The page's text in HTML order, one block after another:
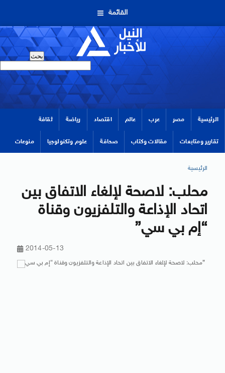
القائمة
الرئيسية مصر عرب عالم اقتصاد رياضة ثقافة
تقارير ومتابعات مقالات وكتاب صحافة علوم وتكنولوجيا منوعات
الرئيسية
محلب: لاصحة لإلغاء الاتفاق بين
اتحاد الإذاعة والتلفزيون وقناة
“إم بي سي”
2014-05-13